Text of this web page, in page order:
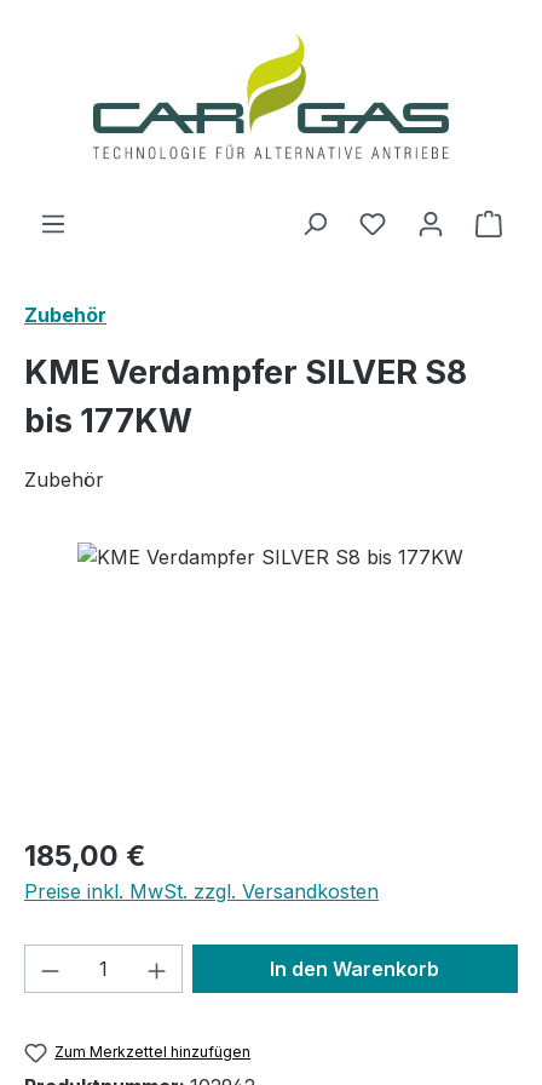
Du hast 0
Zubehör
KME Verdampfer SILVER S8
bis 177KW
Zubehör
Bildergalerie überspringen
Regulärer Preis:
185,00 €
Preise inkl. MwSt. zzgl. Versandkosten
Produkt Anzahl: Gib denIn den Warenkorb
Zum Merkzettel hinzufügen